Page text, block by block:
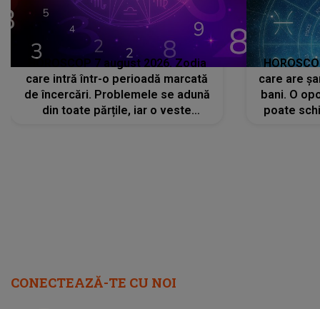
HOROSCOP 7 august 2026. Zodia
care intră într-o perioadă marcată
de încercări. Problemele se adună
din toate părțile, iar o veste
care are
bani. O
poate
CONECTEAZĂ-TE CU NOI